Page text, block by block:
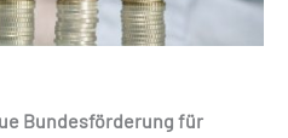
Bundesförderung für